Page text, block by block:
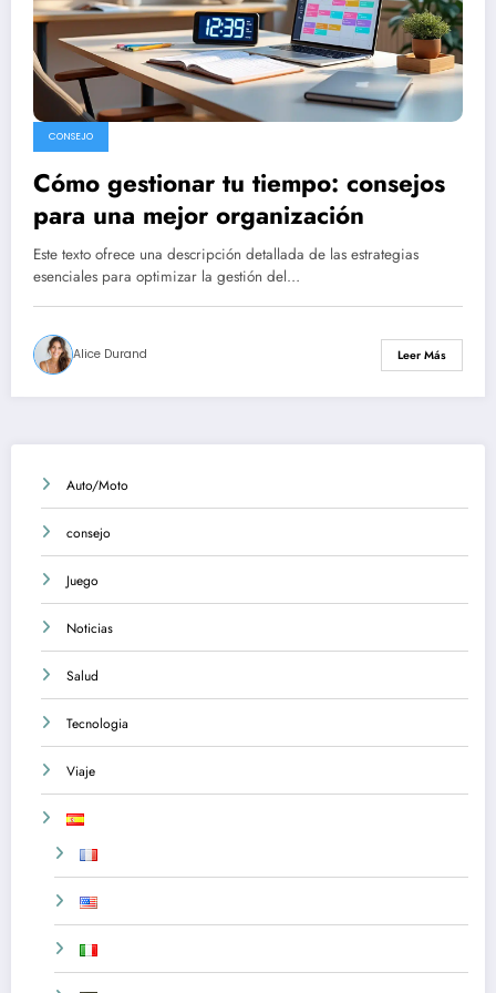
CONSEJO
Cómo gestionar tu tiempo: consejos
para una mejor organización
Este texto ofrece una descripción detallada de las estrategias
esenciales para optimizar la gestión del…
Alice Durand Leer Más
Auto/Moto
consejo
Juego
Noticias
Salud
Tecnologia
Viaje